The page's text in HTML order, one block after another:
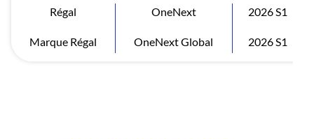
Régal OneNext 2026 S1
Marque Régal OneNext Global 2026 S1